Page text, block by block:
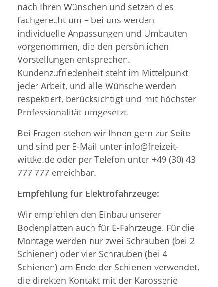
nach Ihren Wünschen und setzen dies
fachgerecht um – bei uns werden
individuelle Anpassungen und Umbauten
vorgenommen, die den persönlichen
Vorstellungen entsprechen.
Kundenzufriedenheit steht im Mittelpunkt
jeder Arbeit, und alle Wünsche werden
respektiert, berücksichtigt und mit höchster
Professionalität umgesetzt.
Bei Fragen stehen wir Ihnen gern zur Seite
und sind per E-Mail unter info@freizeit-
wittke.de oder per Telefon unter +49 (30) 43
777 777 erreichbar.
Empfehlung für Elektrofahrzeuge:
Wir empfehlen den Einbau unserer
Bodenplatten auch für E-Fahrzeuge. Für die
Montage werden nur zwei Schrauben (bei 2
Schienen) oder vier Schrauben (bei 4
Schienen) am Ende der Schienen verwendet,
die direkten Kontakt mit der Karosserie